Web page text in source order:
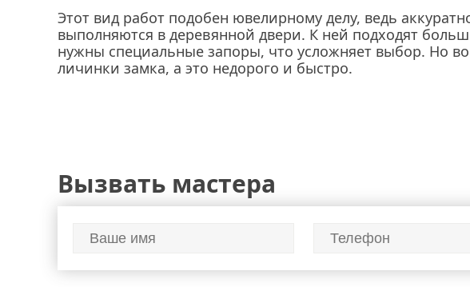
Этот вид работ подобен ювелирному делу, ведь
выполняются в деревянной двери. К ней подходят
нужны специальные запоры, что усложняет выбор. Но
личинки замка, а это недорого и быстро.
Вызвать мастера